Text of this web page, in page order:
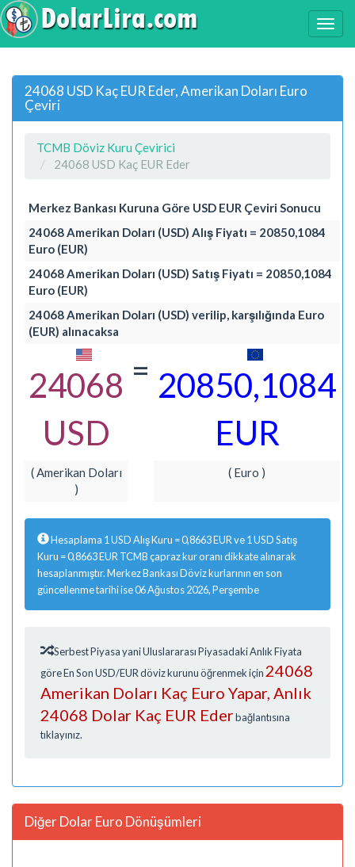
24068 USD Kaç EUR Eder, Amerikan Doları Euro
Çeviri
TCMB Döviz Kuru Çevirici
24068 USD Kaç EUR Eder
Merkez Bankası Kuruna Göre USD EUR Çeviri Sonucu
24068 Amerikan Doları (USD) Alış Fiyatı = 20850,1084
Euro (EUR)
24068 Amerikan Doları (USD) Satış Fiyatı = 20850,1084
Euro (EUR)
24068 Amerikan Doları (USD) verilip, karşılığında Euro
(EUR) alınacaksa
24068
USD
= 20850,1084
EUR
( Amerikan Doları
)
( Euro )
Hesaplama 1 USD Alış Kuru = 0,8663 EUR ve 1 USD Satış
Kuru = 0,8663 EUR TCMB çapraz kur oranı dikkate alınarak
hesaplanmıştır. Merkez Bankası Döviz kurlarının en son
güncellenme tarihi ise 06 Ağustos 2026, Perşembe
Serbest Piyasa yani Uluslararası Piyasadaki Anlık Fiyata
göre En Son USD/EUR döviz kurunu öğrenmek için 24068
Amerikan Doları Kaç Euro Yapar, Anlık
24068 Dolar Kaç EUR Ederbağlantısına
tıklayınız.
Diğer Dolar Euro Dönüşümleri